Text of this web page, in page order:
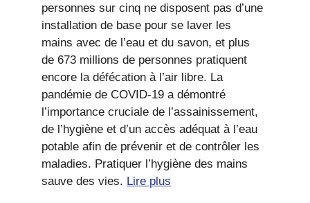
personnes sur cinq ne disposent pas d’une
installation de base pour se laver les
mains avec de l’eau et du savon, et plus
de 673 millions de personnes pratiquent
encore la défécation à l’air libre. La
pandémie de COVID-19 a démontré
l’importance cruciale de l’assainissement,
de l’hygiène et d’un accès adéquat à l’eau
potable afin de prévenir et de contrôler les
maladies. Pratiquer l’hygiène des mains
sauve des vies. Lire plus